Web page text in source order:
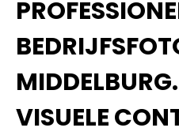
VISUELE